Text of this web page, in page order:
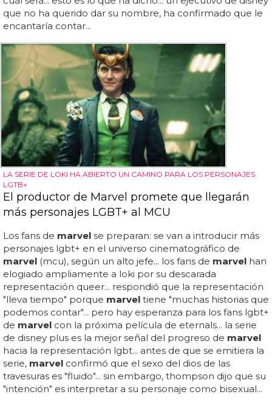
que no ha querido dar su nombre, ha confirmado que le
encantaría contar...
LA SERIE DE LOKI HA ABIERTO UN CAMINO PARA LOS PERSONAJES
LGTB+
El productor de Marvel promete que llegarán
más personajes LGBT+ al MCU
Los fans de marvel se preparan: se van a introducir más
personajes lgbt+ en el universo cinematográfico de
marvel (mcu), según un alto jefe... los fans de marvel han
elogiado ampliamente a loki por su descarada
representación queer... respondió que la representación
"lleva tiempo" porque marvel tiene "muchas historias que
podemos contar"... pero hay esperanza para los fans lgbt+
de marvel con la próxima película de eternals... la serie
de disney plus es la mejor señal del progreso de marvel
hacia la representación lgbt... antes de que se emitiera la
serie, marvel confirmó que el sexo del dios de las
travesuras es "fluido"... sin embargo, thompson dijo que su
"intención" es interpretar a su personaje como bisexual...